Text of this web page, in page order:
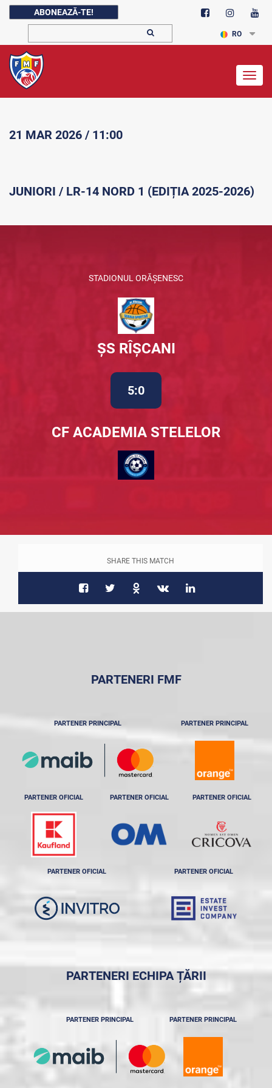
ABONEAZĂ-TE!
RO
21 MAR 2026 / 11:00
JUNIORI / LR-14 NORD 1 (EDIȚIA 2025-2026)
STADIONUL ORĂȘENESC
ȘS RÎȘCANI
5:0
CF ACADEMIA STELELOR
SHARE THIS MATCH
PARTENERI FMF
PARTENER PRINCIPAL PARTENER PRINCIPAL
PARTENER OFICIAL PARTENER OFICIAL PARTENER OFICIAL
PARTENER OFICIAL PARTENER OFICIAL
PARTENERI ECHIPA ȚĂRII
PARTENER PRINCIPAL PARTENER PRINCIPAL